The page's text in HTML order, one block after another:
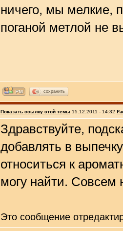
ничего, мы мелкие,
поганой метлой не
сохранить
Показать ссылку этой темы 15.12.2011 - 14:32
Здравствуйте,
добавлять в
относиться к
могу найти. Совсем
Это сообщение